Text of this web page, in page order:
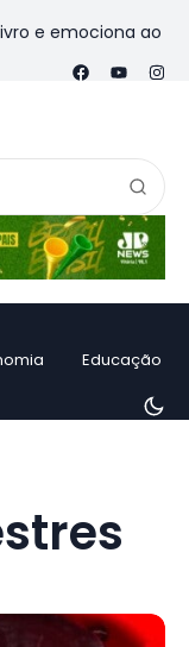
emociona ao contar
Educação